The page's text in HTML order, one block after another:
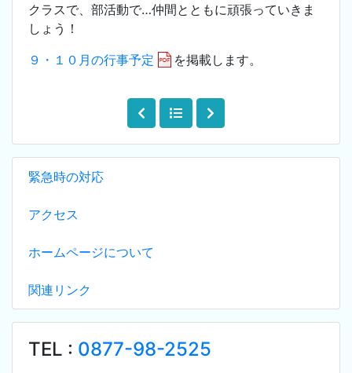
緊急時の対応
アクセス
ホームページについて
関連リンク
TEL : 0877-98-2525
クラスで、部活動で…仲間とともに頑張っていきま
しょう！
９・１０月の行事予定
を掲載します。